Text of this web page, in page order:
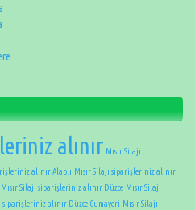
alınır Mısır Silajı
alınır Alaplı Mısır Silajı siparişleriniz alınır
Mısır Silajı siparişleriniz alınır Düzce Mısır Silajı
siparişleriniz alınır Düzce Cumayeri Mısır Silajı